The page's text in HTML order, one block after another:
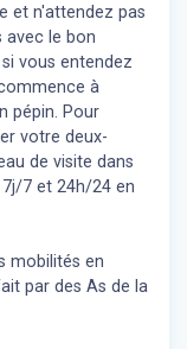
et n'attendez pas
avec le bon
vous entendez
à
pépin. Pour
votre deux-
de visite dans
7 et 24h/24 en
mobilités en
par des As de la